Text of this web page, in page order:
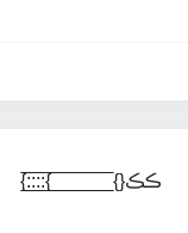
{:̲̅:̲̅:̲̅:̲̅{ ̲̅ ̲̅ ̲̅ ̲̅ ̲̅ ̲̅ ̲̅ ̲̅ ̲̅ ̲̅ ̲̅ ̲̅ ̲̅{}ڪڪ